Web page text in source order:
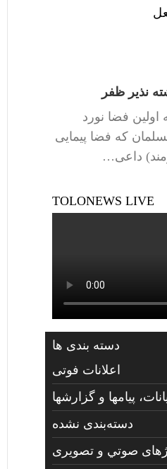
نذیر ظفر
اولین فضا نورد
که فضا پیمایی
داعی…
TOLONEWS LIVE
دسته بندی ها
اعلانات فوتی
پیامها و گزارشها
دسته‌بندی نشده
صوتي و تصويری